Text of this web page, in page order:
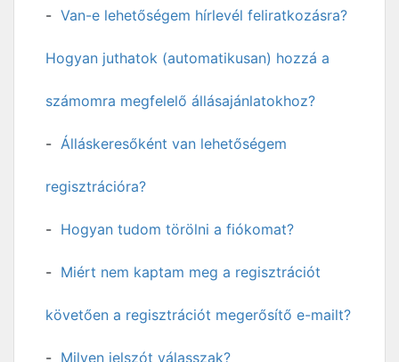
Van-e lehetőségem hírlevél feliratkozásra?
Hogyan juthatok (automatikusan) hozzá a
számomra megfelelő állásajánlatokhoz?
Álláskeresőként van lehetőségem
regisztrációra?
Hogyan tudom törölni a fiókomat?
Miért nem kaptam meg a regisztrációt
követően a regisztrációt megerősítő e-mailt?
Milyen jelszót válasszak?